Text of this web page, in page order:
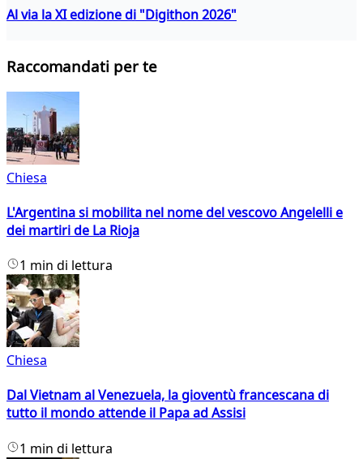
Al via la XI edizione di "Digithon 2026"
Raccomandati per te
Chiesa
L'Argentina si mobilita nel nome del vescovo Angelelli e
dei martiri de La Rioja
1 min di lettura
Chiesa
Dal Vietnam al Venezuela, la gioventù francescana di
tutto il mondo attende il Papa ad Assisi
1 min di lettura